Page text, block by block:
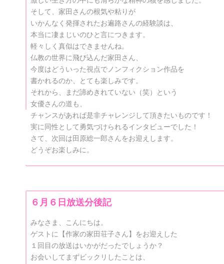
そして、家田さんの根気や粘りが
いかんなく発揮されたお遍路さんの経験談は、
本当に凄まじいのひと言につきます。
軽々しく真似はできませんね。
仏教の世界に飛び込んだ家田さん、
今度はどういった視点でノンフィクション作品を
書かれるのか、とても楽しみです。
それから、まだ諦めきれていない（笑）という
女優さんの道も、
チャンスがあれば是非チャレンジして頂きたいものです！
実に同性として勇気づけられるインタビューでした！
さて、次回は田原総一郎さんをお迎えします。
どうぞお楽しみに。
６月６日放送分後記
みなさま、こんにちは。
ゲストに【作家の家田荘子さん】をお迎えした
１回目の放送はいかがだったでしょうか？
お会いしてまずビックリしたことは、